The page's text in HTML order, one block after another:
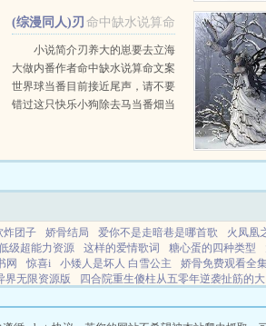
命中缺水说算命
(综漫同人)刃
养大的崽要去立海大做内番
+番外
小说简介刃养大的崽要去立海
大做内番作者命中缺水说算命文案
世界球当番目前接近尾声，请不要
错过这只快乐小狗除去马当番畑当
只有一个从0养到12岁的孩...
炸团子 娇骨结局 爱你不是走暗巷是哪首歌 火凤凰
级超能力资源 这样的爱情歌词 糖心蛋的四种类型
网 惊喜i 小矮人是坏人 白雪公主 娇骨免费观看全
界无限资源版 四合院重生傻柱从五零年逆袭扯筋的大
主角很厉害到了另一个世界最新章节更新时间 王子